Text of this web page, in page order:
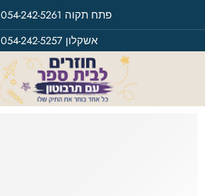
פתח תקוה 054-242-5261
אשקלון054-242-5257